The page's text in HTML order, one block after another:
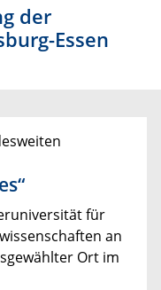
der
Essen
für
an
Ort im